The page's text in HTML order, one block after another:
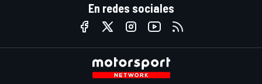
En redes sociales